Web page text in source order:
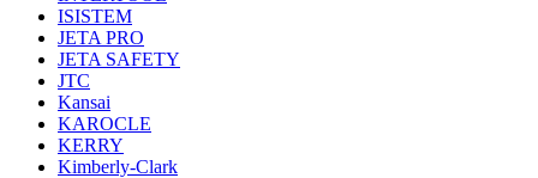
ISISTEM
JETA PRO
JETA SAFETY
JTC
Kansai
KAROCLE
KERRY
Kimberly-Clark